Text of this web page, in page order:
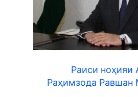
Раиси ноҳияи
Раҳимзода Равшан